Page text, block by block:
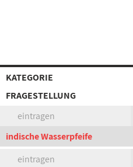
KATEGORIE
FRAGESTELLUNG
eintragen
indische Wasserpfeife
eintragen